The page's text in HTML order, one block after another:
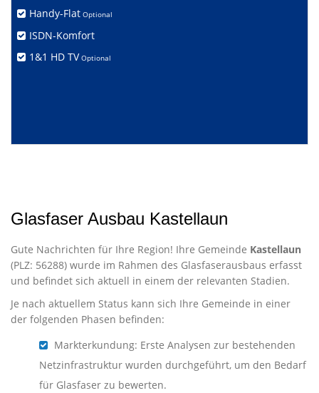
Handy-Flat Optional
ISDN-Komfort
1&1 HD TV Optional
Glasfaser Ausbau Kastellaun
Gute Nachrichten für Ihre Region! Ihre Gemeinde Kastellaun
(PLZ: 56288) wurde im Rahmen des Glasfaserausbaus erfasst
und befindet sich aktuell in einem der relevanten Stadien.
Je nach aktuellem Status kann sich Ihre Gemeinde in einer
der folgenden Phasen befinden:
Markterkundung: Erste Analysen zur bestehenden
Netzinfrastruktur wurden durchgeführt, um den Bedarf
für Glasfaser zu bewerten.